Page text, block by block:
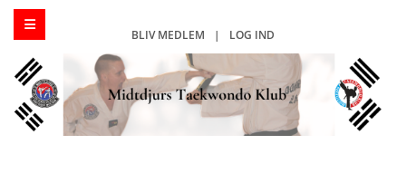
BLIV MEDLEM | LOG IND